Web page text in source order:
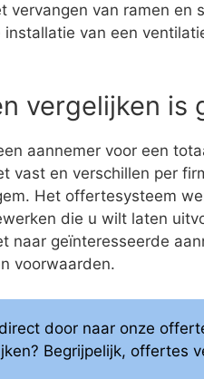
vervangen van ramen en
installatie van een
vergelijken is
aannemer voor een
vast en verschillen per
Het offertesysteem
die u wilt laten
naar geïnteresseerde
voorwaarden.
door naar onze
Begrijpelijk, offertes